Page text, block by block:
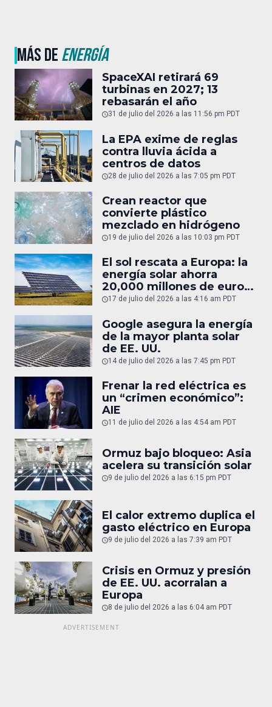
MÁS DEENERGÍA
SpaceXAI retirará 69
turbinas en 2027; 13
rebasarán el año
31 de julio del 2026 a las 11:56 pm PDT
La EPA exime de reglas
contra lluvia ácida a
centros de datos
28 de julio del 2026 a las 7:05 pm PDT
Crean reactor que
convierte plástico
mezclado en hidrógeno
19 de julio del 2026 a las 10:03 pm PDT
El sol rescata a Europa: la
energía solar ahorra
20,000 millones de euros
en gas
17 de julio del 2026 a las 4:16 am PDT
Google asegura la energía
de la mayor planta solar
de EE. UU.
14 de julio del 2026 a las 7:45 pm PDT
Frenar la red eléctrica es
un “crimen económico”:
AIE
11 de julio del 2026 a las 4:54 am PDT
Ormuz bajo bloqueo: Asia
acelera su transición solar
9 de julio del 2026 a las 6:15 pm PDT
El calor extremo duplica el
gasto eléctrico en Europa
9 de julio del 2026 a las 7:39 am PDT
Crisis en Ormuz y presión
de EE. UU. acorralan a
Europa
8 de julio del 2026 a las 6:04 am PDT